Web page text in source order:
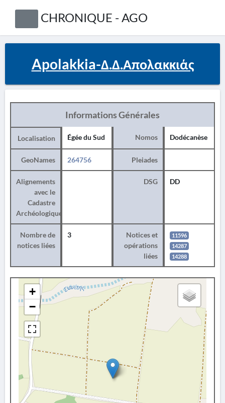
CHRONIQUE - AGO
Apolakkia-Δ.Δ.Απολακκιάς
Informations Générales
Localisation Égée du Sud Nomos Dodécanèse
GeoNames 264756 Pleiades
Alignements
avec le
Cadastre
Archéologique
DSG DD
Nombre de
notices liées
3
Notices et
opérations
liées
11596
14287
14288
+
−